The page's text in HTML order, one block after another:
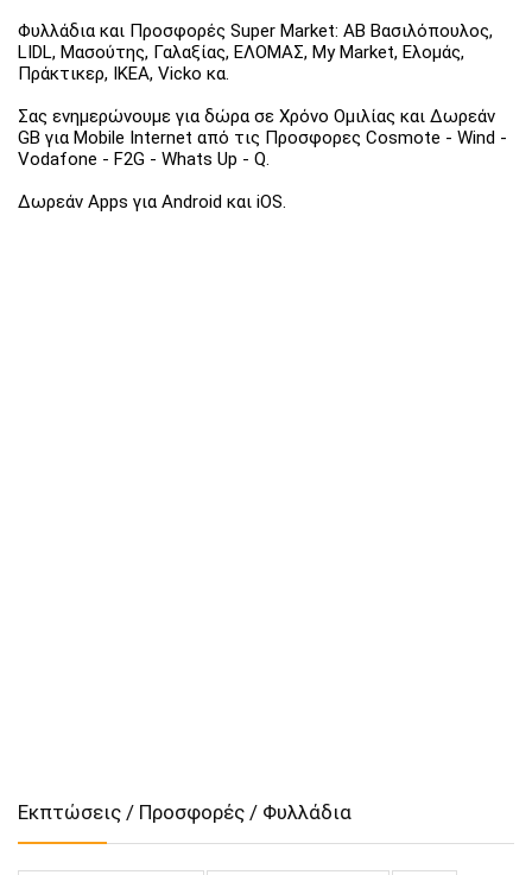
Φυλλάδια και Προσφορές Super Market: ΑΒ Βασιλόπουλος,
LIDL, Μασούτης, Γαλαξίας, ΕΛΟΜΑΣ, My Market, Ελομάς,
Πράκτικερ, ΙΚΕΑ, Vicko κα.
Σας ενημερώνουμε για δώρα σε Χρόνο Ομιλίας και Δωρεάν
GB για Mobile Internet από τις Προσφορες Cosmote - Wind -
Vodafone - F2G - Whats Up - Q.
Δωρεάν Apps για Android και iOS.
Εκπτώσεις / Προσφορές / Φυλλάδια